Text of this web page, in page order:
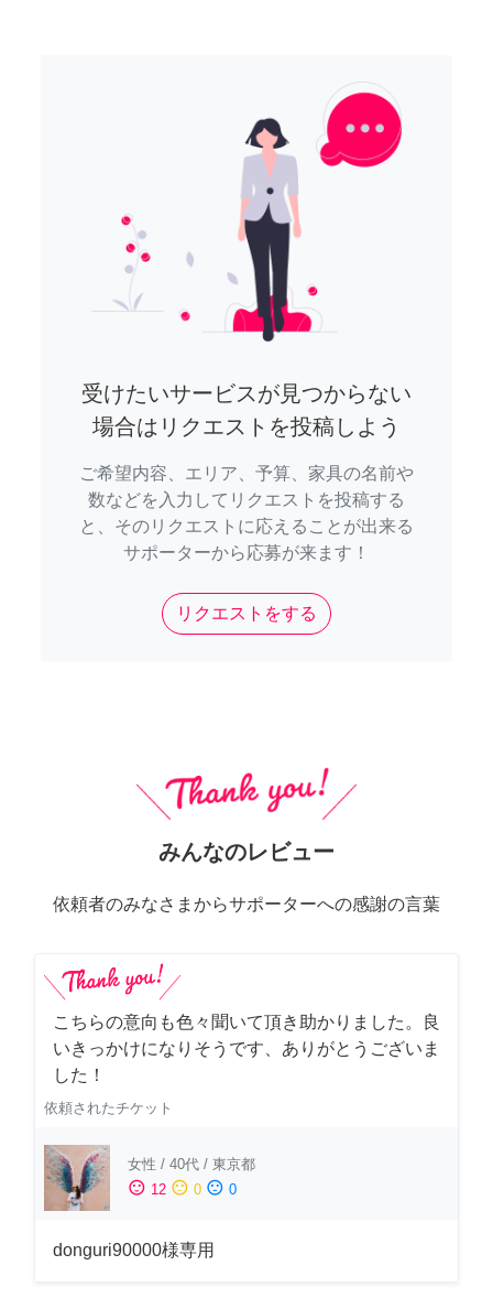
受けたいサービスが見つからない
場合はリクエストを投稿しよう
ご希望内容、エリア、予算、家具の名前や
数などを入力してリクエストを投稿する
と、そのリクエストに応えることが出来る
サポーターから応募が来ます！
リクエストをする
みんなのレビュー
依頼者のみなさまからサポーターへの感謝の言葉
こちらの意向も色々聞いて頂き助かりました。良
いきっかけになりそうです、ありがとうございま
した！
依頼されたチケット
女性 / 40代 / 東京都
sentiment_satisfied 12 sentiment_neutral 0 sentiment_dissatisfied 0
donguri90000様専用